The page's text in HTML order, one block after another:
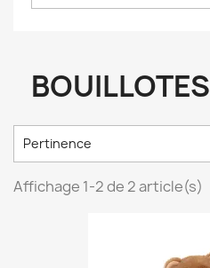
BOUILLOTES
Pertinence
Affichage 1-2 de 2 article(s)